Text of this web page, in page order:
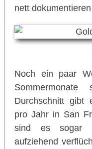
nett
Noch ein paar
Durchschnitt gibt
pro Jahr in San
sind es sogar
aufziehend